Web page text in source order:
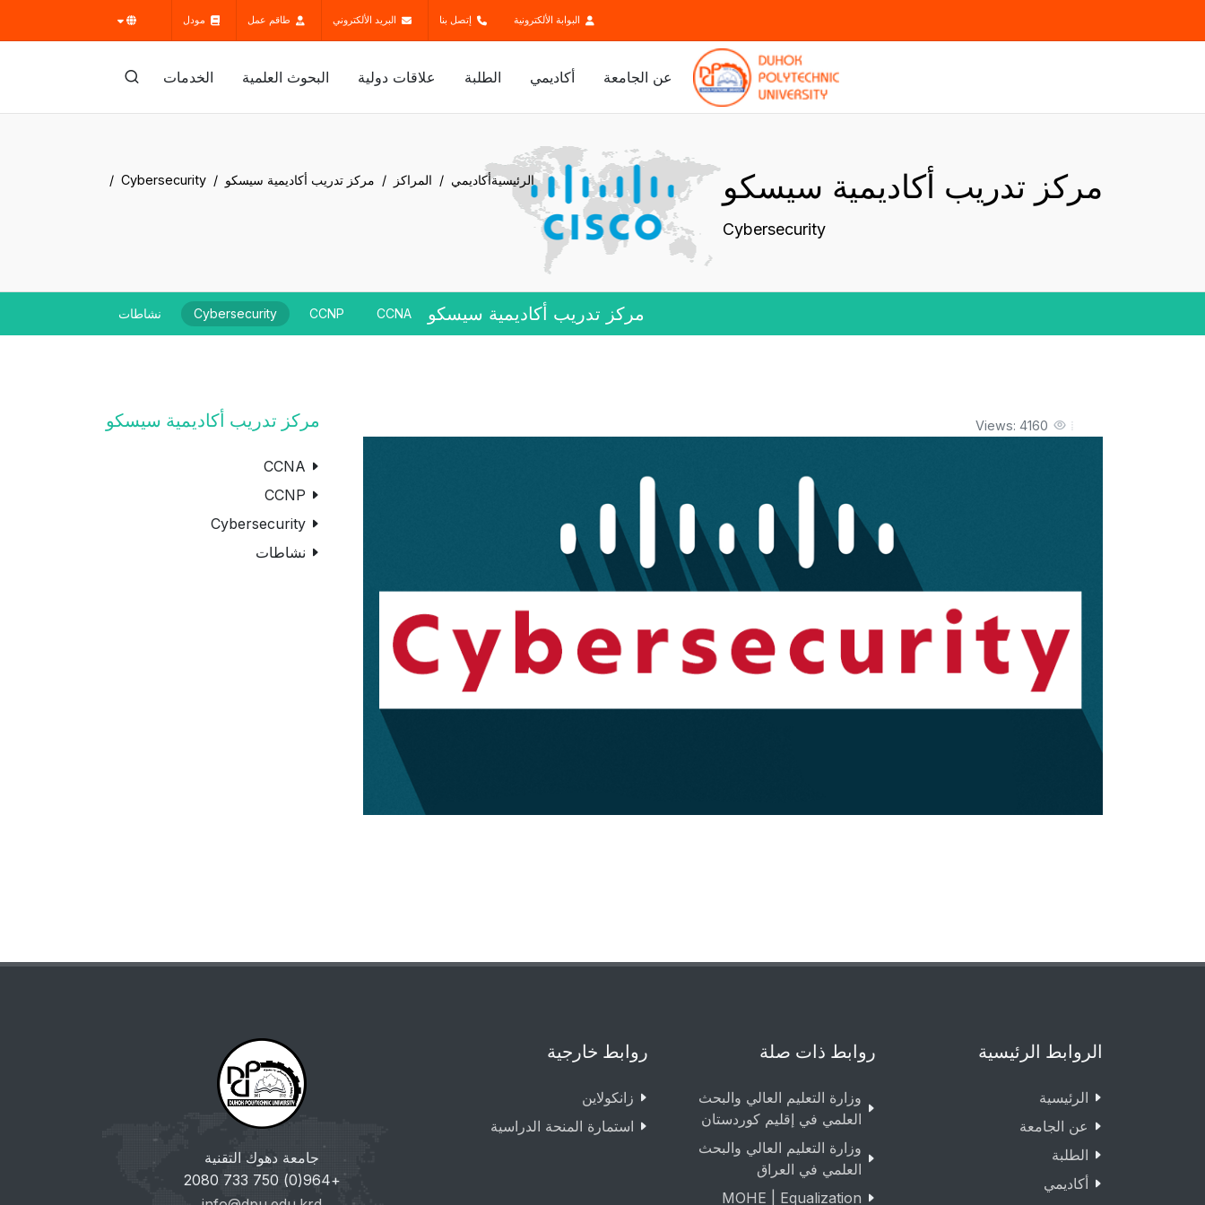
البوابة الألكترونية إتصل بنا البريد الألكتروني طاقم عمل مودل
عن الجامعة أكاديمي الطلبة علاقات دولية البحوث العلمية الخدمات
مركز تدريب أكاديمية سيسكو
Cybersecurity
الرئيسيةأكاديمي المراکز مركز تدريب أكاديمية سيسكو Cybersecurity
مركز تدريب أكاديمية سيسكو CCNA
CCNP
Cybersecurity نشاطات
Views: 4160 مركز تدريب أكاديمية سيسكو
CCNA
CCNP
Cybersecurity
نشاطات
الروابط الرئيسية
الرئيسية
عن الجامعة
الطلبة
أكاديمي
روابط ذات صلة
وزارة التعليم العالي والبحث
العلمي في إقليم كوردستان
وزارة التعليم العالي والبحث
العلمي في العراق
MOHE | Equalization
روابط خارجية
زانکولاین
استمارة المنحة الدراسية
جامعة دهوك التقنية
+964(0) 750 733 2080